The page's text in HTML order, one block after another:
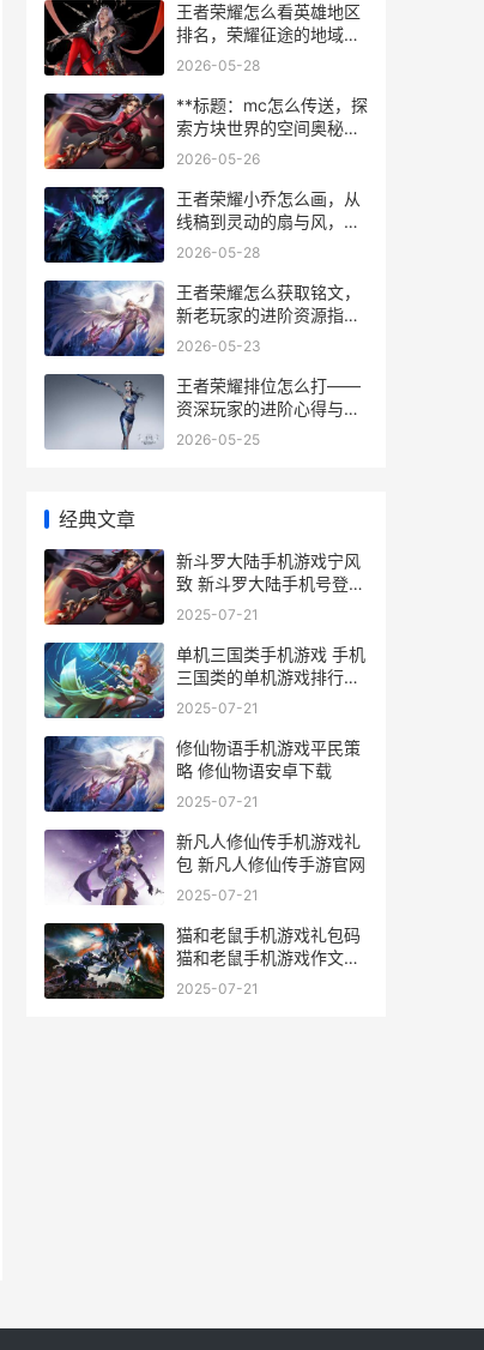
王者荣耀怎么看英雄地区
排名，荣耀征途的地域勋
章
2026-05-28
**标题：mc怎么传送，探
索方块世界的空间奥秘，
副标题：从基础指令到高
2026-05-26
王者荣耀小乔怎么画，从
线稿到灵动的扇与风，一
位资深玩家的绘制心路
2026-05-28
王者荣耀怎么获取铭文，
新老玩家的进阶资源指南
副标题：系统解析与高效
2026-05-23
王者荣耀排位怎么打——
资深玩家的进阶心得与实
战要诀
2026-05-25
经典文章
新斗罗大陆手机游戏宁风
致 新斗罗大陆手机号登录
下载
2025-07-21
单机三国类手机游戏 手机
三国类的单机游戏排行榜
前十名
2025-07-21
修仙物语手机游戏平民策
略 修仙物语安卓下载
2025-07-21
新凡人修仙传手机游戏礼
包 新凡人修仙传手游官网
2025-07-21
猫和老鼠手机游戏礼包码
猫和老鼠手机游戏作文
600字
2025-07-21